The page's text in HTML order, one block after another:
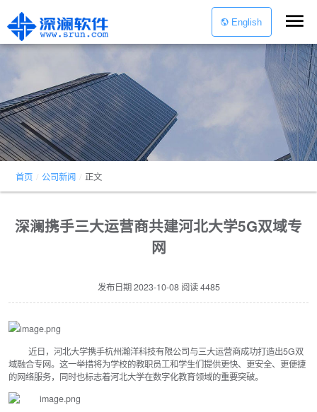
English
首页 公司新闻 正文
深澜携手三大运营商共建河北大学5G双域专
网
发布日期2023-10-08 阅读4485
近日，河北大学携手杭州瀚洋科技有限公司与三大运营商成功打造出5G双
域融合专网。这一举措将为学校的教职员工和学生们提供更快、更安全、更便捷
的网络服务，同时也标志着河北大学在数字化教育领域的重要突破。